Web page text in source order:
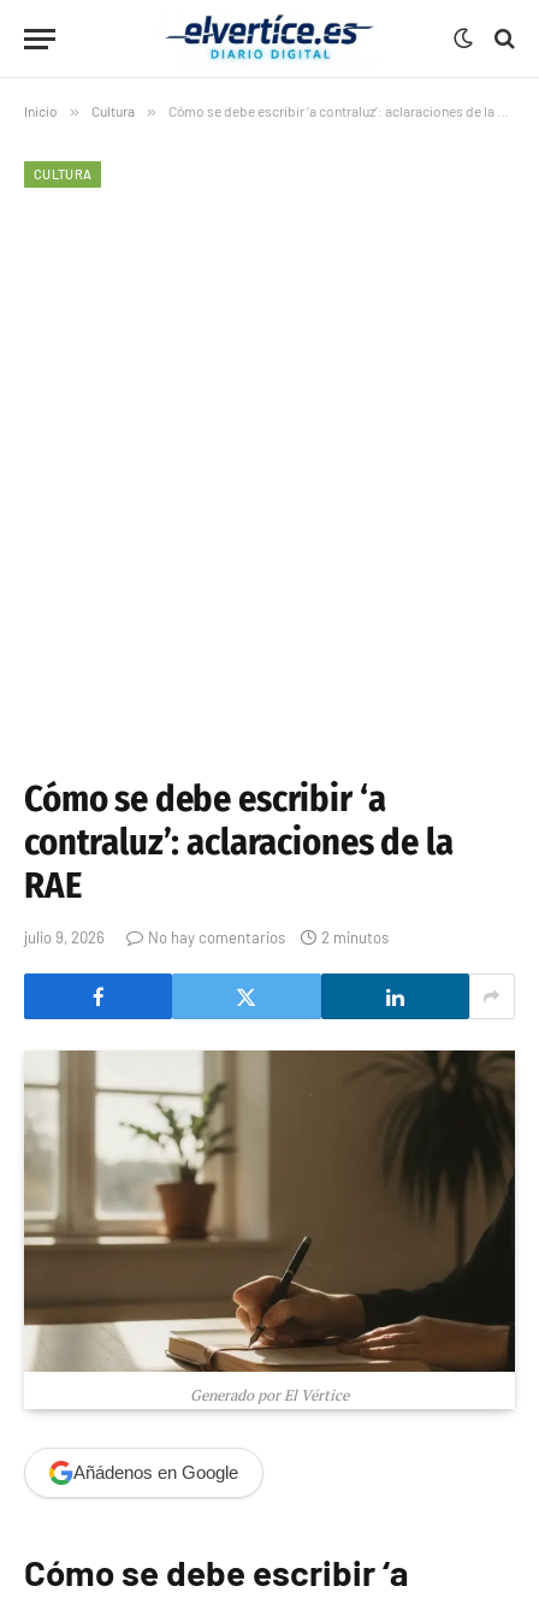
Inicio » Cultura » Cómo se debe escribir ‘a contraluz’: aclaraciones de la RAE
CULTURA
Cómo se debe escribir ‘a
contraluz’: aclaraciones de la
RAE
julio 9, 2026 No hay comentarios 2 minutos
Generado por El Vértice
Añádenos en Google
Cómo se debe escribir ‘a